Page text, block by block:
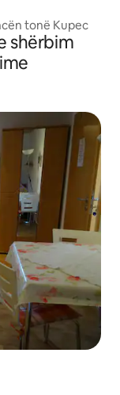
tonë Kupec
shërbim